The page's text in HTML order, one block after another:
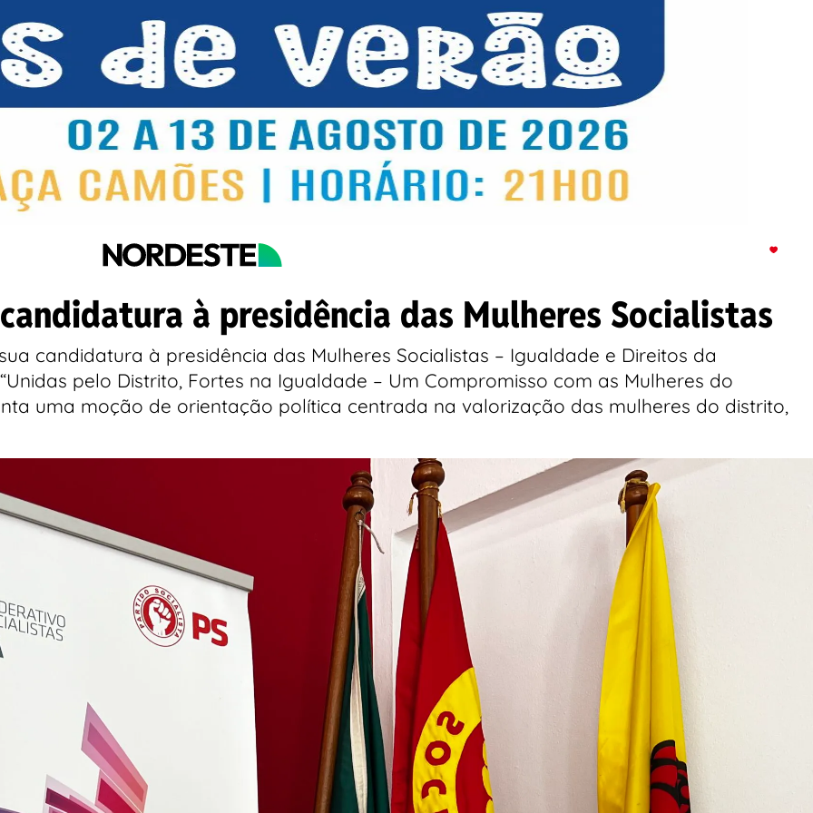
à presidência das Mulheres Socialistas
candidatura à presidência das Mulheres Socialistas – Igualdade e Direitos da
pelo Distrito, Fortes na Igualdade – Um Compromisso com as Mulheres do
uma moção de orientação política centrada na valorização das mulheres do distrito,